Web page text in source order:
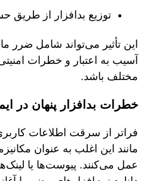
توزیع بدافزار از طریق
این تأثیر می‌تواند شامل ضرر
آسیب به اعتبار و خطرات
مختلف باشد.
خطرات بدافزار پنهان در
فراتر از سرقت اطلاعات
مانند این اغلب به عنوان
عمل می‌کنند. پیوست‌ها یا